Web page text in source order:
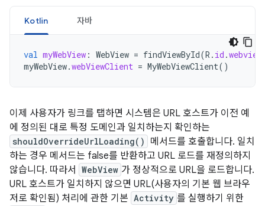
Kotlin 자바
val myWebView : WebView = findViewById(R . id .webview
myWebView.webViewClient = MyWebViewClient()
이제 사용자가 링크를 탭하면 시스템은 URL 호스트가 이전 예
에 정의된 대로 특정 도메인과 일치하는지 확인하는
shouldOverrideUrlLoading()
메서드를 호출합니다. 일치
하는 경우 메서드는 false를 반환하고 URL 로드를 재정의하지
않습니다. 따라서
WebView 가 정상적으로 URL을 로드합니다.
URL 호스트가 일치하지 않으면 URL(사용자의 기본 웹 브라우
저로 확인됨) 처리에 관한 기본 Activity 를 실행하기 위한